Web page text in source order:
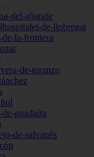
del-aljarafe
de-llobregat
la-frontera
de-toranzo
guadaíra
de-salvanés